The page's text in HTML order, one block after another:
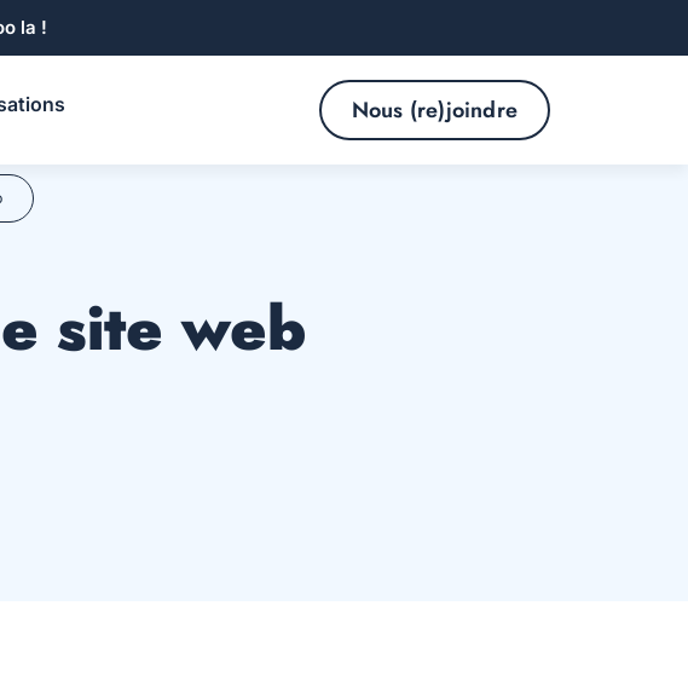
la !
Nous (re)joindre
site web